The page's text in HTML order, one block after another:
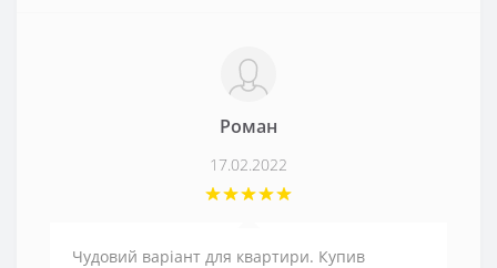
Роман
17.02.2022
Чудовий варіант для квартири. Купив